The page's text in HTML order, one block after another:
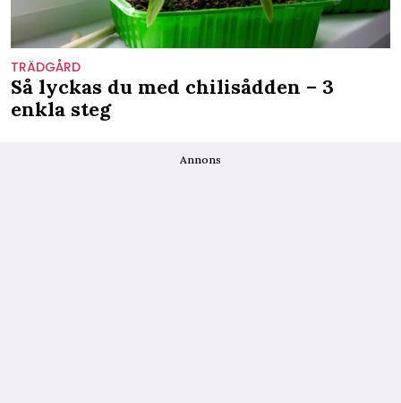
TRÄDGÅRD
Så lyckas du med chilisådden – 3
enkla steg
Annons